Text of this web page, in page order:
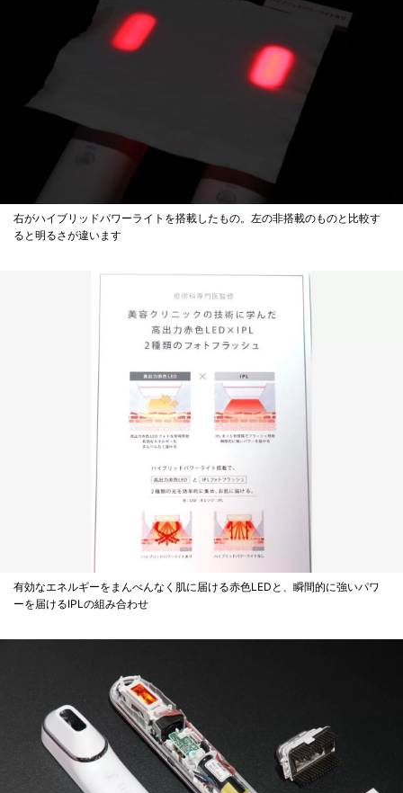
右がハイブリッドパワーライトを搭載したもの。左の非搭載のものと比較す
ると明るさが違います
有効なエネルギーをまんべんなく肌に届ける赤色LEDと、瞬間的に強いパワ
ーを届けるIPLの組み合わせ